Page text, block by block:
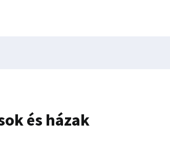
és házak